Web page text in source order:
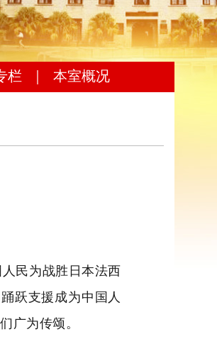
栏 本室概况
民为战胜日本法西
跃支援成为中国人
广为传颂。